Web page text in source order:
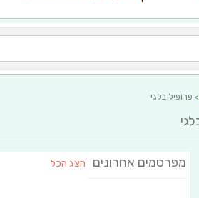
> פרופיל בלגי
מפרסמים אחרונים הצג הכל